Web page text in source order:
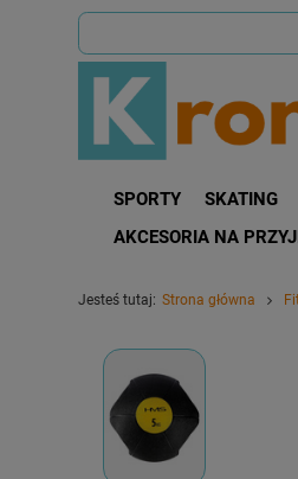
SPORTY SKATING
AKCESORIA NA
Jesteś tutaj: Strona główna